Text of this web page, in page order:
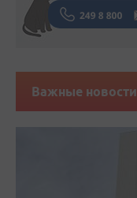
Важные новости